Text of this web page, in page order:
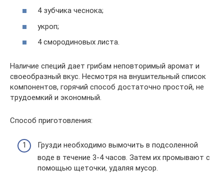
4 зубчика чеснока;
укроп;
4 смородиновых листа.
Наличие специй дает грибам неповторимый аромат и
своеобразный вкус. Несмотря на внушительный список
компонентов, горячий способ достаточно простой, не
трудоемкий и экономный.
Способ приготовления:
Грузди необходимо вымочить в подсоленной
воде в течение 3-4 часов. Затем их промывают с
помощью щеточки, удаляя мусор.